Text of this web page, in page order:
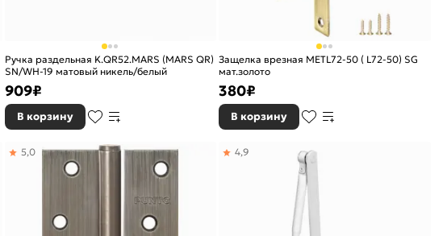
Ручка раздельная K.QR52.MARS (MARS QR)
SN/WH-19 матовый никель/белый
909₽
В корзину
Защелка врезная METL72-50 ( L72-50) SG
мат.золото
380₽
В корзину
5,0 4,9